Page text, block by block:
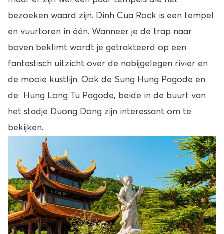
bezoeken waard zijn. Dinh Cua Rock is een tempel
en vuurtoren in één. Wanneer je de trap naar
boven beklimt wordt je getrakteerd op een
fantastisch uitzicht over de nabijgelegen rivier en
de mooie kustlijn. Ook de Sung Hung Pagode en
de Hung Long Tu Pagode, beide in de buurt van
het stadje Duong Dong zijn interessant om te
bekijken.